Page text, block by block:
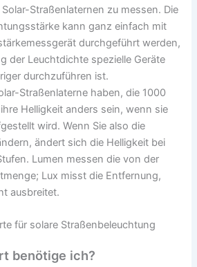
Straßenlaternen zu messen. Die
kann ganz einfach mit
durchgeführt werden,
der Leuchtdichte spezielle Geräte
durchzuführen ist.
Straßenlaterne haben, die 1000
Helligkeit anders sein, wenn sie
wird. Wenn Sie also die
ändert sich die Helligkeit bei
Lumen messen die von der
Lux misst die Entfernung,
ausbreitet.
für solare Straßenbeleuchtung
benötige ich?